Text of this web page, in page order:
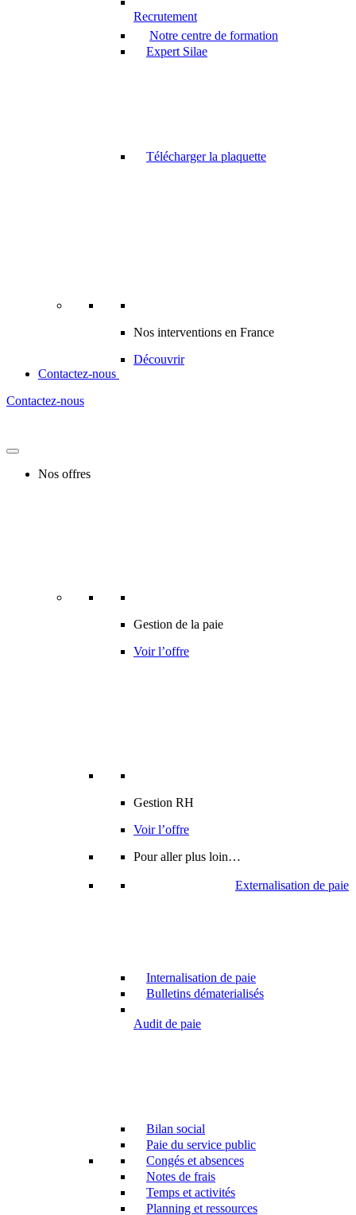
Recrutement
Notre centre de formation
Expert Silae
Télécharger la plaquette
Nos interventions en France
Découvrir
Contactez-nous
Contactez-nous
Nos offres
Gestion de la paie
Voir l’offre
Gestion RH
Voir l’offre
Pour aller plus loin…
Externalisation de paie
Internalisation de paie
Bulletins dématerialisés
Audit de paie
Bilan social
Paie du service public
Congés et absences
Notes de frais
Temps et activités
Planning et ressources